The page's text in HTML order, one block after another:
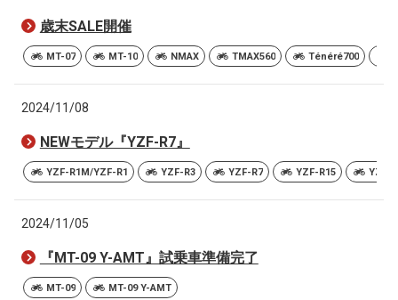
歳末SALE開催
MT-07 MT-10 NMAX TMAX560 Ténéré700
2024/11/08
NEWモデル『YZF-R7』
YZF-R1M/YZF-R1 YZF-R3 YZF-R7 YZF-R15 YZF-
2024/11/05
『MT-09 Y-AMT』試乗車準備完了
MT-09 MT-09 Y-AMT